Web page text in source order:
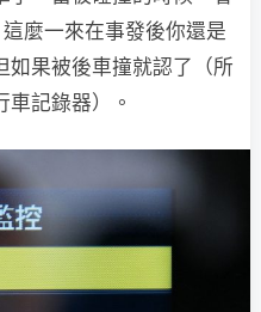
麼一來在事發後你還是
如果被後車撞就認了（所
記錄器）。